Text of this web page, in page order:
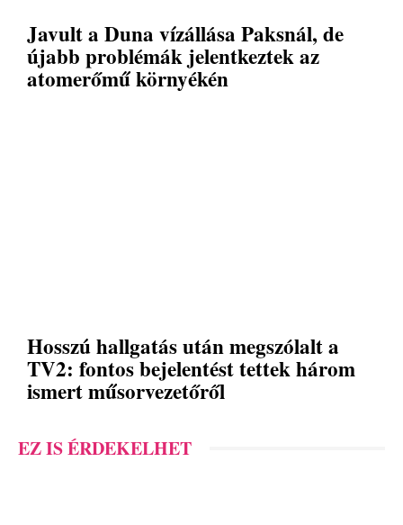
Javult a Duna vízállása Paksnál, de
újabb problémák jelentkeztek az
atomerőmű környékén
Hosszú hallgatás után megszólalt a
TV2: fontos bejelentést tettek három
ismert műsorvezetőről
EZ IS ÉRDEKELHET